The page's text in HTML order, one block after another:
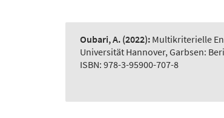
Oubari, A. (2022): Multikriterielle
Universität Hannover, Garbsen:
ISBN: 978-3-95900-707-8